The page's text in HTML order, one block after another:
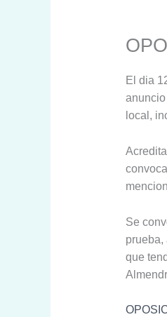
El dia
local,
Se
prueba,
que